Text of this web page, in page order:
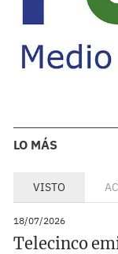
LO MÁS
VISTO
18/07/2026
Telecinco